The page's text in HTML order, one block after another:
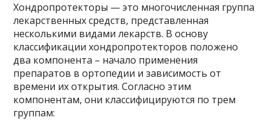
Хондропротекторы — это многочисленная группа
лекарственных средств, представленная
несколькими видами лекарств. В основу
классификации хондропротекторов положено
два компонента – начало применения
препаратов в ортопедии и зависимость от
времени их открытия. Согласно этим
компонентам, они классифицируются по трем
группам: